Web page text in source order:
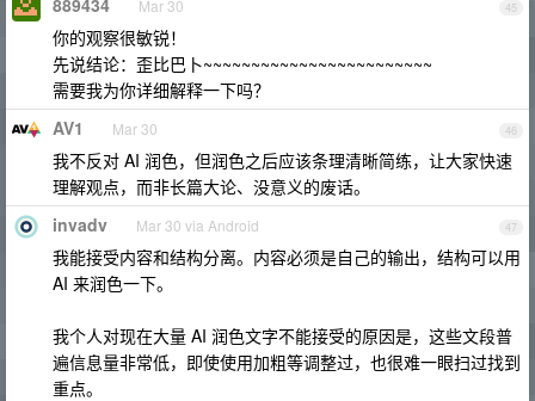
45
889434 Mar 30
你的观察很敏锐！
先说结论：歪比巴卜~~~~~~~~~~~~~~~~~~~~~~~~
需要我为你详细解释一下吗？
46
AV1 Mar 30
我不反对 AI 润色，但润色之后应该条理清晰简练，让大家快速
理解观点，而非长篇大论、没意义的废话。
47
invadv Mar 30 via Android
我能接受内容和结构分离。内容必须是自己的输出，结构可以用
AI 来润色一下。
我个人对现在大量 AI 润色文字不能接受的原因是，这些文段普
遍信息量非常低，即使使用加粗等调整过，也很难一眼扫过找到
重点。